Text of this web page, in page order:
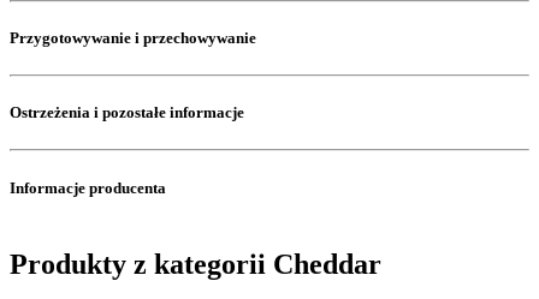
Przygotowywanie i przechowywanie
Ostrzeżenia i pozostałe informacje
Informacje producenta
Produkty z kategorii Cheddar